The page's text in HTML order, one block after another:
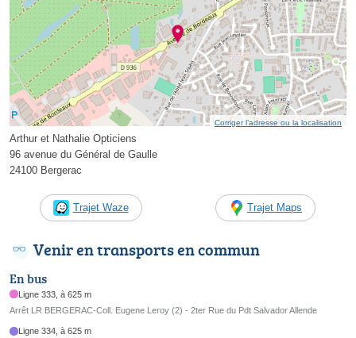
Corriger l’adresse ou la localisation
Arthur et Nathalie Opticiens
96 avenue du Général de Gaulle
24100 Bergerac
Trajet Waze Trajet Maps
Venir en transports en commun
En bus
Ligne 333, à 625 m
Arrêt LR BERGERAC-Coll. Eugene Leroy (2) - 2ter Rue du Pdt Salvador Allende
Ligne 334, à 625 m